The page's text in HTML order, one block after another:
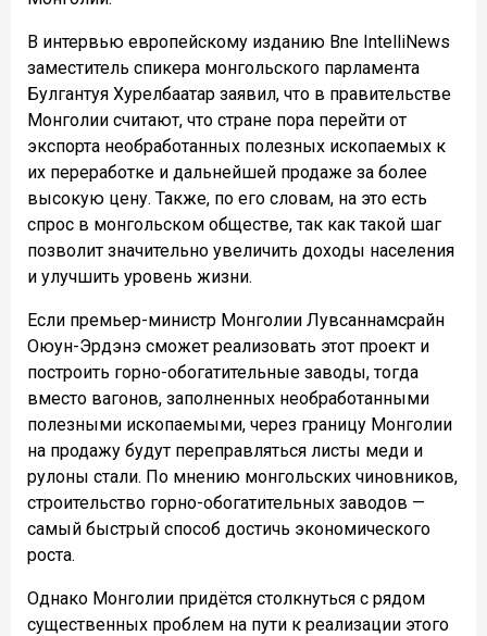
В интервью европейскому изданию Bne IntelliNews
заместитель спикера монгольского парламента
Булгантуя Хурелбаатар заявил, что в правительстве
Монголии считают, что стране пора перейти от
экспорта необработанных полезных ископаемых к
их переработке и дальнейшей продаже за более
высокую цену. Также, по его словам, на это есть
спрос в монгольском обществе, так как такой шаг
позволит значительно увеличить доходы населения
и улучшить уровень жизни.
Если премьер-министр Монголии Лувсаннамсрайн
Оюун-Эрдэнэ сможет реализовать этот проект и
построить горно-обогатительные заводы, тогда
вместо вагонов, заполненных необработанными
полезными ископаемыми, через границу Монголии
на продажу будут переправляться листы меди и
рулоны стали. По мнению монгольских чиновников,
строительство горно-обогатительных заводов —
самый быстрый способ достичь экономического
роста.
Однако Монголии придётся столкнуться с рядом
существенных проблем на пути к реализации этого